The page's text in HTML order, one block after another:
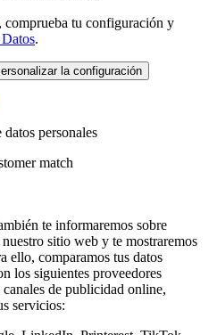
comprueba tu configuración y
.
la configuración
personales
match
te informaremos sobre
sitio web y te mostraremos
ello, comparamos tus datos
los siguientes proveedores
de publicidad online,
servicios: